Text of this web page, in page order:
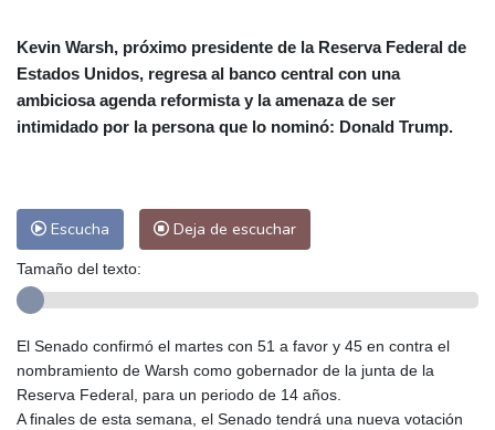
Kevin Warsh, próximo presidente de la Reserva Federal de
Estados Unidos, regresa al banco central con una
ambiciosa agenda reformista y la amenaza de ser
intimidado por la persona que lo nominó: Donald Trump.
Escucha Deja de escuchar
Tamaño del texto:
El Senado confirmó el martes con 51 a favor y 45 en contra el
nombramiento de Warsh como gobernador de la junta de la
Reserva Federal, para un periodo de 14 años.
A finales de esta semana, el Senado tendrá una nueva votación